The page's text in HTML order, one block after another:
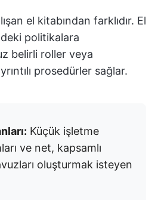
el kitabından farklıdır. El
politikalara
belirli roller veya
prosedürler sağlar.
Küçük işletme
ve net, kapsamlı
oluşturmak isteyen